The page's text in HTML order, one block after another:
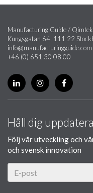
Manufacturing Guide /
Kungsgatan 64, 111 22
info@manufacturingguide.com
+46 (0) 651 30 08 00
Håll dig
Följ vår utveckling och
och svensk innovation